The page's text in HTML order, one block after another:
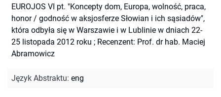
EUROJOS VI pt. "Koncepty dom, Europa, wolność, praca,
honor / godność w aksjosferze Słowian i ich sąsiadów",
która odbyła się w Warszawie i w Lublinie w dniach 22-
25 listopada 2012 roku ; Recenzent: Prof. dr hab. Maciej
Abramowicz
Język Abstraktu: eng